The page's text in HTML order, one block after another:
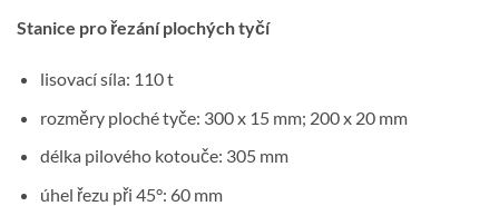
Stanice pro řezání plochých tyčí
lisovací síla: 110 t
rozměry ploché tyče: 300 x 15 mm; 200 x 20 mm
délka pilového kotouče: 305 mm
úhel řezu při 45°: 60 mm